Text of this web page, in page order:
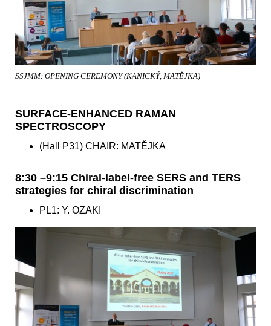
SSJMM: OPENING CEREMONY (KANICKÝ, MATĚJKA)
SURFACE-ENHANCED RAMAN
SPECTROSCOPY
(Hall P31) CHAIR: MATĚJKA
8:30 –9:15 Chiral-label-free SERS and TERS
strategies for chiral discrimination
PL1: Y. OZAKI